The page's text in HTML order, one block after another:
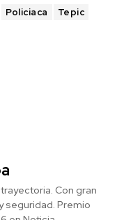
Policiaca Tepic
Con gran
seguridad. Premio